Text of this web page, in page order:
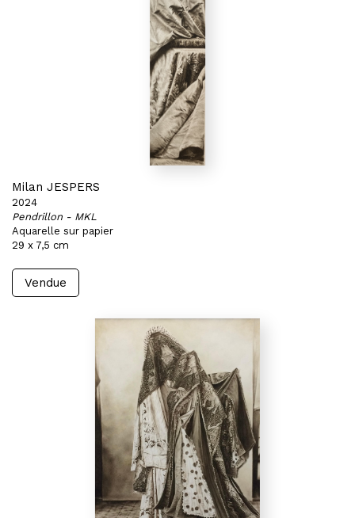
Milan JESPERS
2024
Pendrillon - MKL
Aquarelle sur papier
29 x 7,5 cm
Vendue